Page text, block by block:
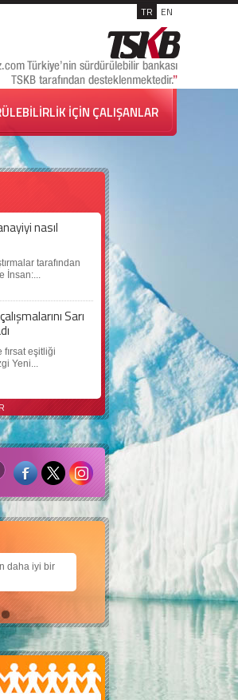
TR EN
İÇİN ÇALIŞANLAR
nasıl
tarafından
İnsan:...
Sarı
fırsat eşitliği
Yeni...
zekâ
bırakabilmek için